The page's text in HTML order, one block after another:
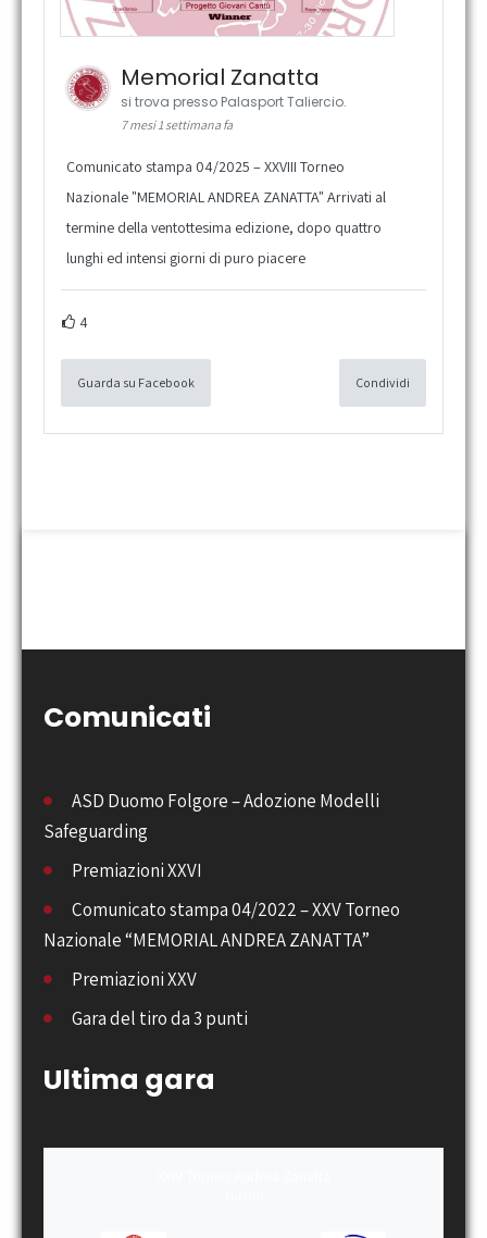
Memorial Zanatta
si trova presso Palasport Taliercio.
7 mesi 1 settimana fa
Comunicato stampa 04/2025 – XXVIII Torneo
Nazionale "MEMORIAL ANDREA ZANATTA" Arrivati al
termine della ventottesima edizione, dopo quattro
lunghi ed intensi giorni di puro piacere
4
Guarda su Facebook Condividi
Comunicati
ASD Duomo Folgore – Adozione Modelli
Safeguarding
Premiazioni XXVI
Comunicato stampa 04/2022 – XXV Torneo
Nazionale “MEMORIAL ANDREA ZANATTA”
Premiazioni XXV
Gara del tiro da 3 punti
Ultima gara